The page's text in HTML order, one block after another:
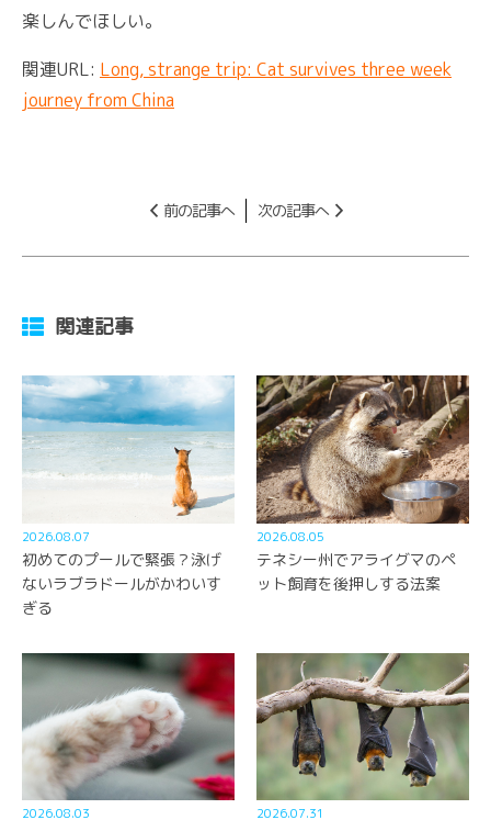
楽しんでほしい。
関連URL: Long, strange trip: Cat survives three week
journey from China
前の記事へ 次の記事へ
関連記事
2026.08.07
初めてのプールで緊張？泳げ
ないラブラドールがかわいす
ぎる
2026.08.05
テネシー州でアライグマのペ
ット飼育を後押しする法案
2026.08.03 2026.07.31